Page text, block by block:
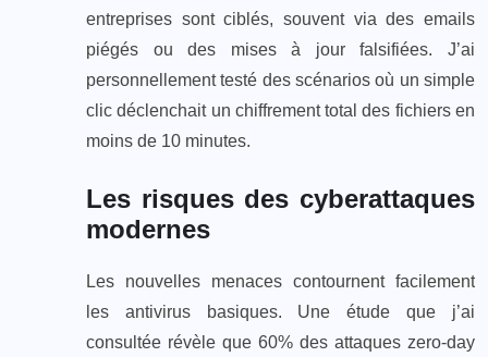
entreprises sont ciblés, souvent via des emails
piégés ou des mises à jour falsifiées. J’ai
personnellement testé des scénarios où un simple
clic déclenchait un chiffrement total des fichiers en
moins de 10 minutes.
Les risques des cyberattaques
modernes
Les nouvelles menaces contournent facilement
les antivirus basiques. Une étude que j’ai
consultée révèle que 60% des attaques zero-day